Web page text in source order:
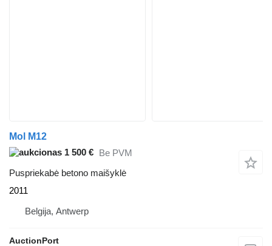
Mol M12
1 500 € Be PVM
Puspriekabė betono maišyklė
2011
Belgija, Antwerp
AuctionPort